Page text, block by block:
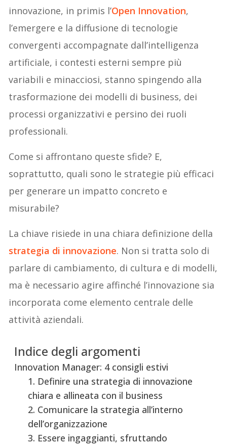
innovazione, in primis l’Open Innovation,
l’emergere e la diffusione di tecnologie
convergenti accompagnate dall’intelligenza
artificiale, i contesti esterni sempre più
variabili e minacciosi, stanno spingendo alla
trasformazione dei modelli di business, dei
processi organizzativi e persino dei ruoli
professionali.
Come si affrontano queste sfide? E,
soprattutto, quali sono le strategie più efficaci
per generare un impatto concreto e
misurabile?
La chiave risiede in una chiara definizione della
strategia di innovazione. Non si tratta solo di
parlare di cambiamento, di cultura e di modelli,
ma è necessario agire affinché l’innovazione sia
incorporata come elemento centrale delle
attività aziendali.
Indice degli argomenti
Innovation Manager: 4 consigli estivi
1. Definire una strategia di innovazione
chiara e allineata con il business
2. Comunicare la strategia all’interno
dell’organizzazione
3. Essere ingaggianti, sfruttando